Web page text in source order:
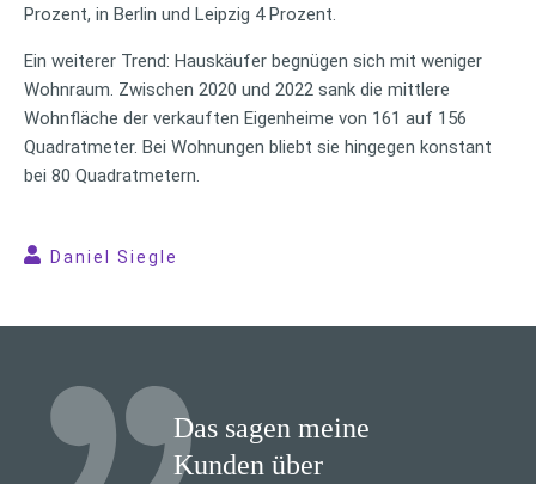
Prozent, in Berlin und Leipzig 4 Prozent.
Ein weiterer Trend: Hauskäufer begnügen sich mit weniger
Wohnraum. Zwischen 2020 und 2022 sank die mittlere
Wohnfläche der verkauften Eigenheime von 161 auf 156
Quadratmeter. Bei Wohnungen bliebt sie hingegen konstant
bei 80 Quadratmetern.
Daniel Siegle
Das sagen meine
Kunden über